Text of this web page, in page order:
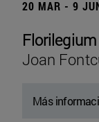
20 MAR - 9
Florilegium
Joan
Más